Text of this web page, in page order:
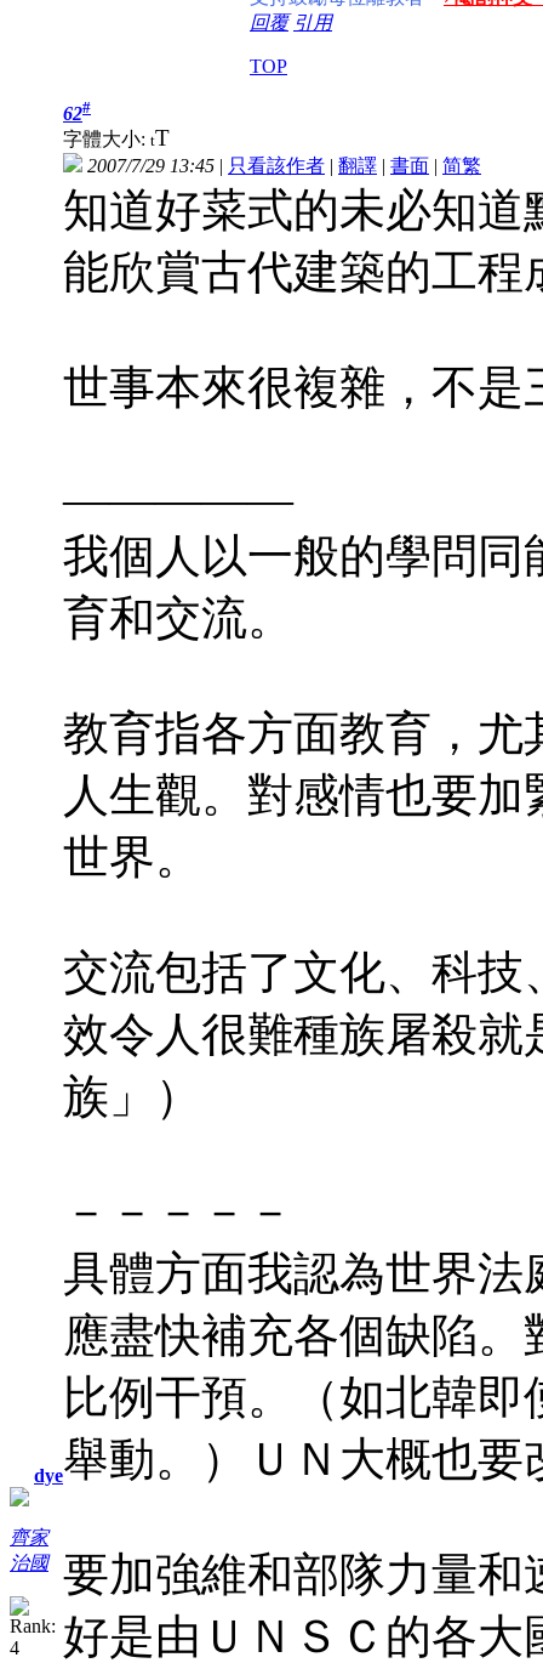
回覆 引用
TOP
dye
齊家
治國
62#
字體大小: tT
2007/7/29 13:45 | 只看該作者 | 翻譯 | 書面 | 简繁
知道好菜式的未必知道
能欣賞古代建築的工
世事本來很複雜，不是
—————
我個人以一般的學問
育和交流。
教育指各方面教育，
人生觀。對感情也要
世界。
交流包括了文化、科
效令人很難種族屠殺
族」）
－－－－－
具體方面我認為世界
應盡快補充各個缺陷
比例干預。（如北韓
舉動。）ＵＮ大概也
要加強維和部隊力量
好是由ＵＮＳＣ的各